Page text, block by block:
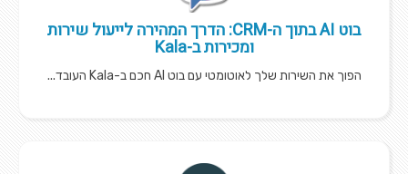
בוט AI בתוך ה-CRM: הדרך המהירה לייעול שירות
ומכירות ב-Kala
הפוך את השירות שלך לאוטומטי עם בוט AI חכם ב-Kala העובד...